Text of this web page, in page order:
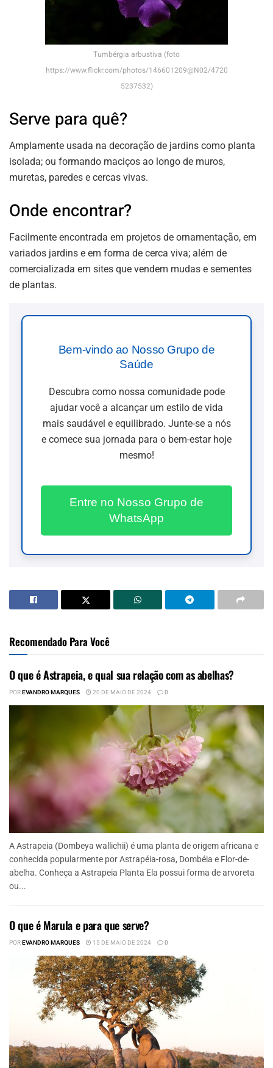
Tumbérgia arbustiva (foto
https://www.flickr.com/photos/146601209@N02/4720
5237532)
Serve para quê?
Amplamente usada na decoração de jardins como planta
isolada; ou formando maciços ao longo de muros,
muretas, paredes e cercas vivas.
Onde encontrar?
Facilmente encontrada em projetos de ornamentação, em
variados jardins e em forma de cerca viva; além de
comercializada em sites que vendem mudas e sementes
de plantas.
Bem-vindo ao Nosso Grupo de
Saúde
Descubra como nossa comunidade pode
ajudar você a alcançar um estilo de vida
mais saudável e equilibrado. Junte-se a nós
e comece sua jornada para o bem-estar hoje
mesmo!
Entre no Nosso Grupo de
WhatsApp
Recomendado Para Você
O que é Astrapeia, e qual sua relação com as abelhas?
POREVANDRO MARQUES 20 DE MAIO DE 2024 0
A Astrapeia (Dombeya wallichii) é uma planta de origem africana e
conhecida popularmente por Astrapéia-rosa, Dombéia e Flor-de-
abelha. Conheça a Astrapeia Planta Ela possui forma de arvoreta
ou...
O que é Marula e para que serve?
POREVANDRO MARQUES 15 DE MAIO DE 2024 0